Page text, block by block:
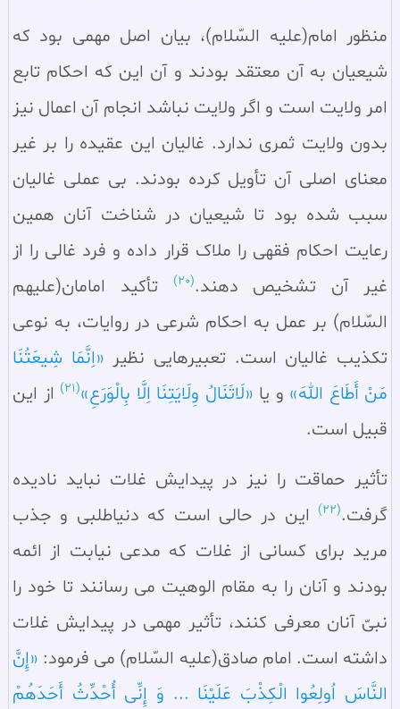
منظور امام(علیه السّلام)، بیان اصل مهمی بود که
شیعیان به آن معتقد بودند و آن این که احکام تابع
امر ولایت است و اگر ولایت نباشد انجام آن اعمال نیز
بدون ولایت ثمری ندارد. غالیان این عقیده را بر غیر
معنای اصلی آن تأویل کرده بودند. بی‌ عملی غالیان
سبب شده بود تا شیعیان در شناخت آنان همین
رعایت احکام فقهی را ملاک قرار داده و فرد غالی را از
غیر آن تشخیص دهند.(20)
تأکید امامان(علیهم
السّلام) بر عمل به احکام شرعی در روایات، به نوعی
تکذیب غالیان است. تعبیرهایی نظیر «اِنَّمَا شِیعَتُنَا
مَنْ أَطَاعَ اللهَ» و یا «لَاتَنَالُ وِلَایَتِنَا اِلَّا بِالْوَرَعِ»(21)
از این
قبیل است.
تأثیر حماقت را نیز در پیدایش غلات نباید نادیده
گرفت.(22)
این در حالی است که دنیاطلبی و جذب
مرید برای کسانی از غلات که مدعی نیابت از ائمه
بودند و آنان را به مقام الوهیت می‌ رسانند تا خود را
نبیّ آنان معرفی کنند، تأثیر مهمی در پیدایش غلات
داشته است. امام صادق(علیه السّلام) می‌ فرمود: «إِنَّ
النَّاسَ اُولِعُوا الْکِذْبَ عَلَیْنَا ... وَ إِنِّی أُحْدِّثُ أَحَدَهُمْ